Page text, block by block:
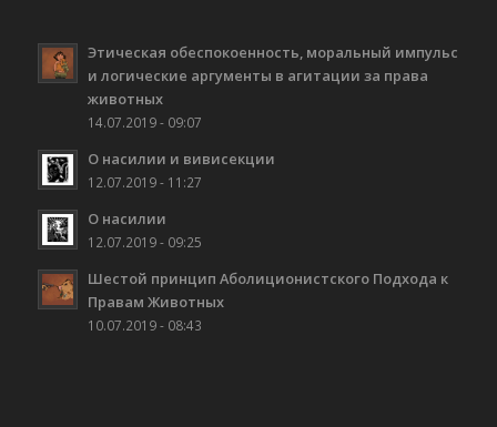
Этическая обеспокоенность, моральный импульс
и логические аргументы в агитации за права
животных
14.07.2019 - 09:07
О насилии и вивисекции
12.07.2019 - 11:27
О насилии
12.07.2019 - 09:25
Шестой принцип Аболиционистского Подхода к
Правам Животных
10.07.2019 - 08:43